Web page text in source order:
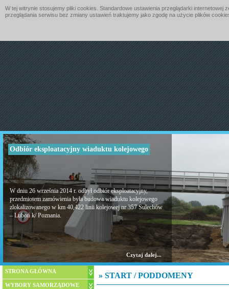
W tej witrynie stosujemy pliki cookies. Standardowe ustawienia przeglądarki
przeglądania serwisu bez zmiany ustawień traktujemy jako zgodę na użycie plików
Odbiór eksploatacyjny wiaduktu kolejowego
W dniu 26 września 2014 r. odbył odbiór eksploatacyjny,
przedmiotem zamówienia była budowa wiaduktu kolejowego
zlokalizowanego w km 40,422 linii kolejowej nr 357 Sulechów
– Luboń k/ Poznania.
Czytaj dalej...
STRONA GŁÓWNA
WYBORY SAMORZĄDOWE
» START /PODDOMENY